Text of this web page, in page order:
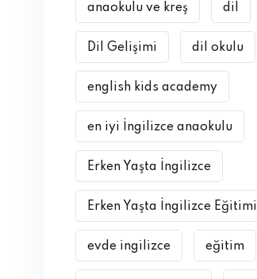
anaokulu ve kreş dil
Dil Gelişimi dil okulu
english kids academy
en iyi İngilizce anaokulu
Erken Yaşta İngilizce
Erken Yaşta İngilizce Eğitimi
evde ingilizce eğitim